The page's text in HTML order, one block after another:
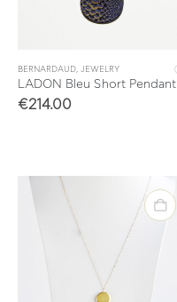
BERNARDAUD JEWELRY
LADON Bleu Short Pendant
€214.00